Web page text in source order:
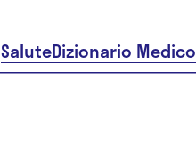
SaluteDizionario Medico